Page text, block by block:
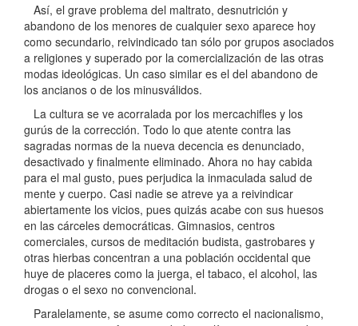
Así, el grave problema del maltrato, desnutrición y
abandono de los menores de cualquier sexo aparece hoy
como secundario, reivindicado tan sólo por grupos asociados
a religiones y superado por la comercialización de las otras
modas ideológicas. Un caso similar es el del abandono de
los ancianos o de los minusválidos.
La cultura se ve acorralada por los mercachifles y los
gurús de la corrección. Todo lo que atente contra las
sagradas normas de la nueva decencia es denunciado,
desactivado y finalmente eliminado. Ahora no hay cabida
para el mal gusto, pues perjudica la inmaculada salud de
mente y cuerpo. Casi nadie se atreve ya a reivindicar
abiertamente los vicios, pues quizás acabe con sus huesos
en las cárceles democráticas. Gimnasios, centros
comerciales, cursos de meditación budista, gastrobares y
otras hierbas concentran a una población occidental que
huye de placeres como la juerga, el tabaco, el alcohol, las
drogas o el sexo no convencional.
Paralelamente, se asume como correcto el nacionalismo,